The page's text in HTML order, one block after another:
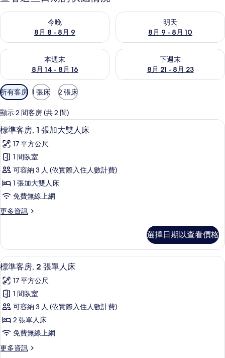
今晚
8月 8 - 8月 9
查看今晚 (8月 8 - 8月 9) 的供應情況
明天
8月 9 - 8月 10
查看明天 (8月 9 - 8月 10) 的供
本週末
8月 14 - 8月 16
查看本週末 (8月 14 - 8月 16) 的供應情況
下週末
8月 21 - 8月 23
查看下週末 (8月 21 - 8月 23)
可
用
的
客
房
篩
選
條
所有客房 1 張床 2 張床
顯示 2 間客房 (共 2 間)
顯
示
標
準
客
房,
張
大
雙
人
床
的
所
有
相
片
標準客房, 1 張加大雙人床 | 客房內保
5
標準客房, 1 張加大雙人床
17 平方公尺
1 間臥室
可容納 3 人 (依實際入住人數計費)
1 張加大雙人床
免費無線上網
更多資訊
更
客
房,
1
加
大
雙
人
床
的
詳
情
選擇日期以查看價格
顯
示
標
準
客
房,
張
標準客房, 2 張單人床 | 客房內保險箱
5
標準客房, 2 張單人床
17 平方公尺
1 間臥室
可容納 3 人 (依實際入住人數計費)
2 張單人床
免費無線上網
更多資訊
更